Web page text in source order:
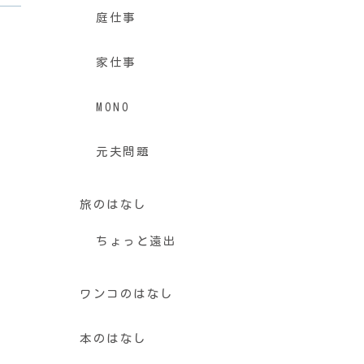
庭仕事
家仕事
MONO
元夫問題
旅のはなし
ちょっと遠出
ワンコのはなし
本のはなし